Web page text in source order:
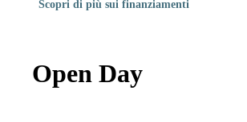
Scopri di più sui finanziamenti
Open Day